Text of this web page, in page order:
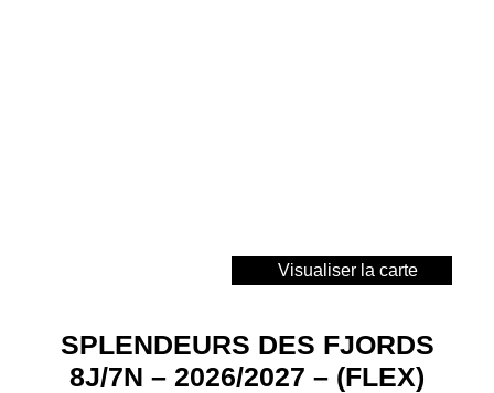
Visualiser la carte
SPLENDEURS DES FJORDS
8J/7N – 2026/2027 – (FLEX)